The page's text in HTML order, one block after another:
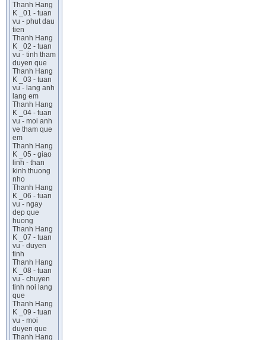
Thanh Hang
K _01 - tuan
vu - phut dau
tien
Thanh Hang
K _02 - tuan
vu - tinh tham
duyen que
Thanh Hang
K _03 - tuan
vu - lang anh
lang em
Thanh Hang
K _04 - tuan
vu - moi anh
ve tham que
em
Thanh Hang
K _05 - giao
linh - than
kinh thuong
nho
Thanh Hang
K _06 - tuan
vu - ngay
dep que
huong
Thanh Hang
K _07 - tuan
vu - duyen
tinh
Thanh Hang
K _08 - tuan
vu - chuyen
tinh noi lang
que
Thanh Hang
K _09 - tuan
vu - moi
duyen que
Thanh Hang